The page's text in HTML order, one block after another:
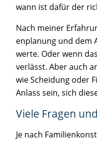
wann ist dafür der
Nach mei­ner
en­pla­nung und dem
wer­te. Oder wenn
ver­lässt. Aber auch
wie Schei­dung oder
Anlass sein, sich
Vie­le Fra­gen
Je nach